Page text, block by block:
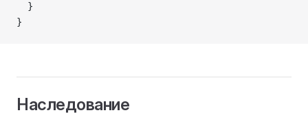
  }
}
Наследование